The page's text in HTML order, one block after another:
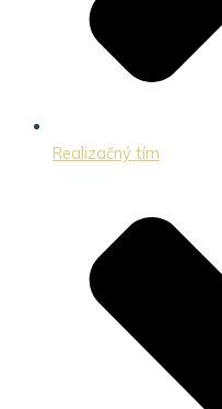
Realizačný tím